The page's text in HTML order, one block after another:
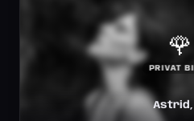
🌹
PRIVAT
Astrid,